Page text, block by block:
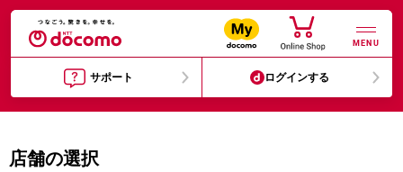
MENU
サポート ログインする
店舗の選択